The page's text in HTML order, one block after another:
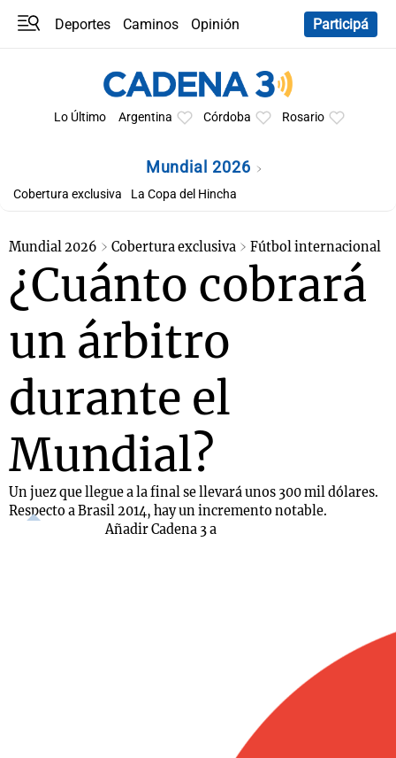
Deportes Caminos
Opinión
Participá
Lo Último Argentina Córdoba Rosario
Mundial 2026
Cobertura exclusiva La Copa del Hincha
Mundial 2026 Cobertura exclusiva Fútbol internacional
¿Cuánto cobrará
un árbitro
durante el
Mundial?
Un juez que llegue a la final se llevará unos 300 mil dólares.
Respecto a Brasil 2014, hay un incremento notable.
Añadir Cadena 3 a